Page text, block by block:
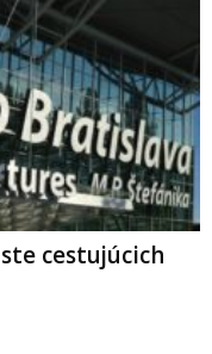
cestujúcich